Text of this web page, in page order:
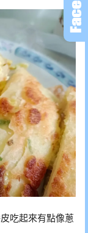
吃起來有點像蔥